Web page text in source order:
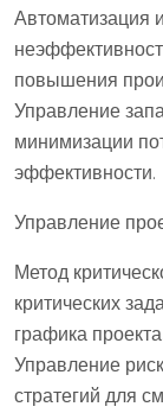
Автоматизация
повышения
Управление
минимизации
эффективности.
Управление
Метод
критических
графика проекта.
Управление
стратегий для